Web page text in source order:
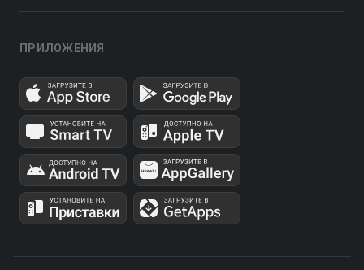
ПРИЛОЖЕНИЯ